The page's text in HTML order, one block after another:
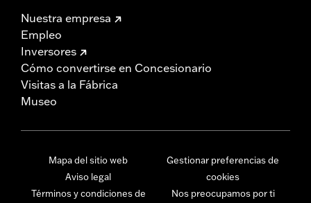
Nuestra empresa
Empleo
Inversores
Cómo convertirse en Concesionario
Visitas a la Fábrica
Museo
Mapa del sitio web
Aviso legal
Términos y condiciones de
Gestionar preferencias de
cookies
Nos preocupamos por ti